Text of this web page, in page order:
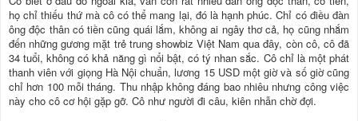
họ chỉ thiếu thứ mà cô có thể mang lại, đó là hạnh phúc. Chỉ có điều đàn
ông độc thân có tiền cũng quái lắm, không ai ngây thơ cả, họ cũng nhắm
đến những gương mặt trẻ trung showbiz Việt Nam qua đây, còn cô, cô đã
34 tuổi, không có khả năng gì nổi bật, có tý nhan sắc. Cô chỉ là một phát
thanh viên với giọng Hà Nội chuẩn, lương 15 USD một giờ và số giờ cũng
chỉ hơn 100 mỗi tháng. Thu nhập không đáng bao nhiêu nhưng công việc
này cho cô cơ hội gặp gỡ. Cô như người đi câu, kiên nhẫn chờ đợi.